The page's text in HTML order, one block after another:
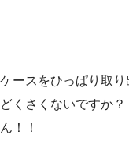
ケースをひっぱり取
どくさくないですか
ん！！